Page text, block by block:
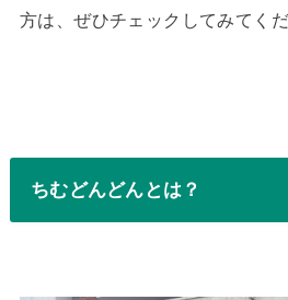
方は、ぜひチェックしてみてくだ
ちむどんどんとは？